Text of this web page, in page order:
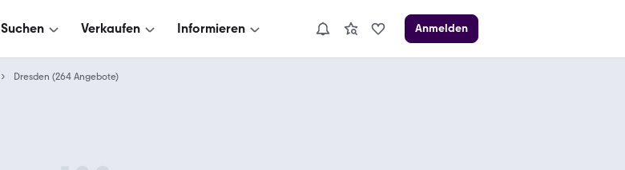
Suchen Verkaufen Informieren Anmelden
Dresden (264 Angebote)